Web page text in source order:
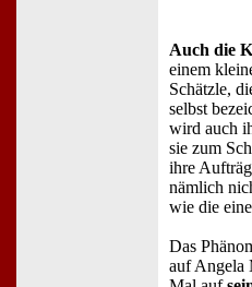
Auch die
einem
Schätzle,
selbst
wird auch
sie zum
ihre
nämlich
wie die
Das
auf Angela